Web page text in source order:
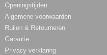
Openingstijden
Algemene voorwaarden
Ruilen & Retourneren
Garantie
Privacy verklaring